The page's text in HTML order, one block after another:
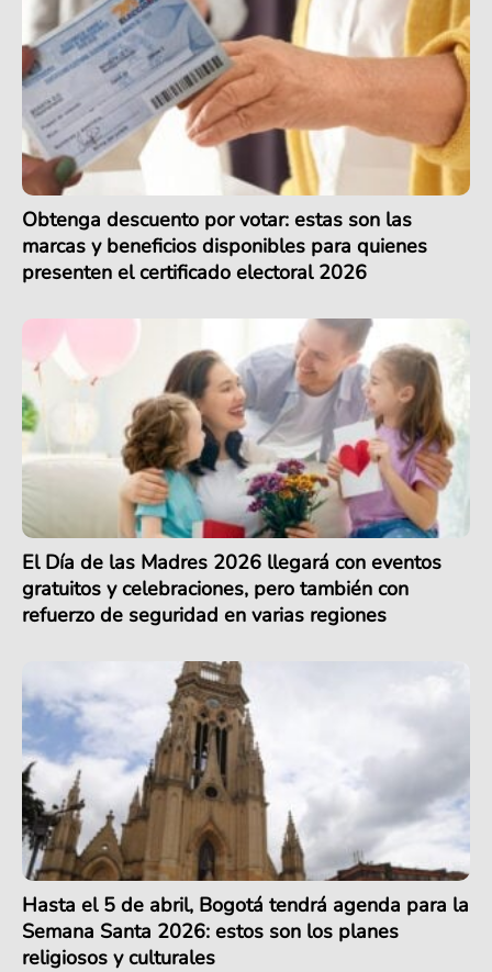
Obtenga descuento por votar: estas son las
marcas y beneficios disponibles para quienes
presenten el certificado electoral 2026
El Día de las Madres 2026 llegará con eventos
gratuitos y celebraciones, pero también con
refuerzo de seguridad en varias regiones
Hasta el 5 de abril, Bogotá tendrá agenda para la
Semana Santa 2026: estos son los planes
religiosos y culturales